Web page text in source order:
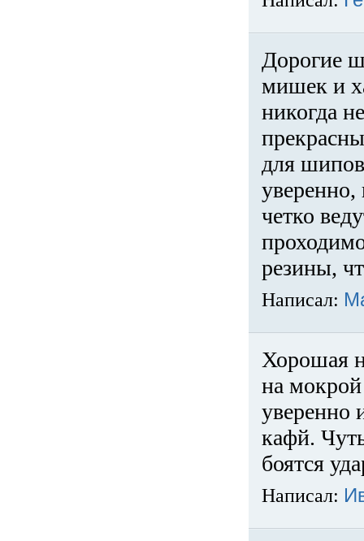
Дорогие
мишек и
никогда
для
четко
резины,
Написал:
Хорошая
на
уверенно
кафй.
боятся
Написал: